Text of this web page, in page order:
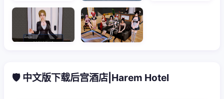
🛡️ 中文版下载后宫酒店|Harem Hotel